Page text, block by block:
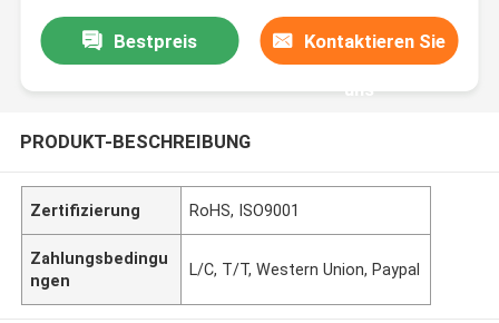
beschichtende Teile maschinell bearbeitet
Bestpreis Kontaktieren Sie
uns
PRODUKT-BESCHREIBUNG
Zertifizierung RoHS, ISO9001
Zahlungsbedingu
ngen
L/C, T/T, Western Union, Paypal